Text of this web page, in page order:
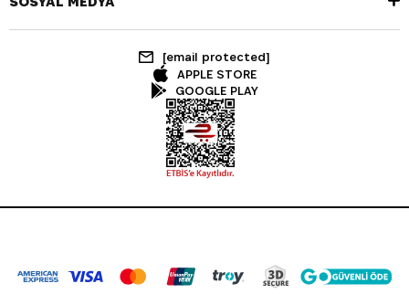
[email protected]
APPLE STORE
GOOGLE PLAY